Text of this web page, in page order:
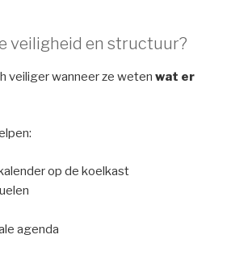
veiligheid en structuur?
veiliger wanneer ze weten wat er
op de koelkast
agenda